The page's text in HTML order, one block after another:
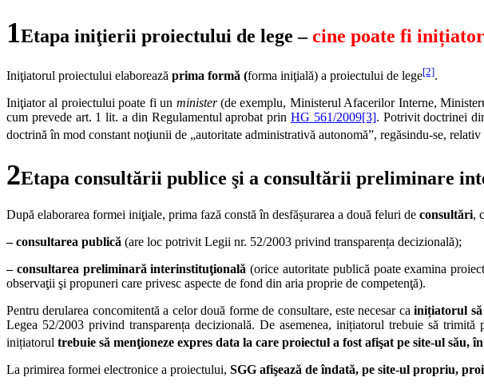
1Etapa iniţierii proiectului de lege –cine poate fi inițiator
Iniţiatorul proiectului elaborează prima formă (forma iniţială) a proiectului de lege[2].
Iniţiator al proiectului poate fi un minister(de exemplu, Ministerul Afacerilor Interne,
cum prevede art. 1 lit. a din Regulamentul aprobat prin HG 561/2009[3]. Potrivit doctrinei
doctrină în mod constant noţiunii de „autoritate administrativă autonomă”, regăsindu-se,
2Etapa consultării publice şi a consultării preliminare
După elaborarea formei iniţiale, prima fază constă în desfășurarea a două feluri de consultări,
– consultarea publică (are loc potrivit Legii nr. 52/2003 privind transparența decizională);
– consultarea preliminară interinstituţională(orice autoritate publică poate examina
observaţii şi propuneri care privesc aspecte de fond din aria proprie de competenţă).
Pentru derularea concomitentă a celor două forme de consultare, este necesar cainițiatorul
Legea 52/2003 privind transparența decizională. De asemenea, inițiatorul trebuie să
inițiatorul trebuie să menţioneze expres data la care proiectul a fost afişat pe site-ul său,
La primirea formei electronice a proiectului, SGG afişează de îndată, pe site-ul propriu,